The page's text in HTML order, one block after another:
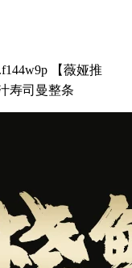
【薇娅推
寿司曼整条